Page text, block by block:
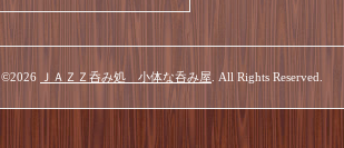
©2026 ＪＡＺＺ呑み処 小体な呑み屋 . All Rights Reserved.